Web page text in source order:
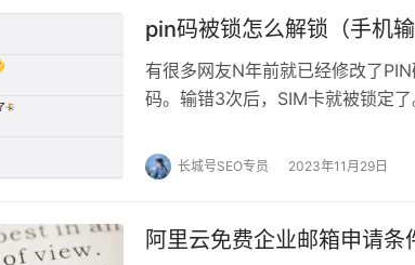
pin码被锁怎么解锁（手机
有很多网友N年前就已经修改了
码。输错3次后，SIM卡就被锁定
长城号SEO专员 2023年11月29日
阿里云免费企业邮箱申请条